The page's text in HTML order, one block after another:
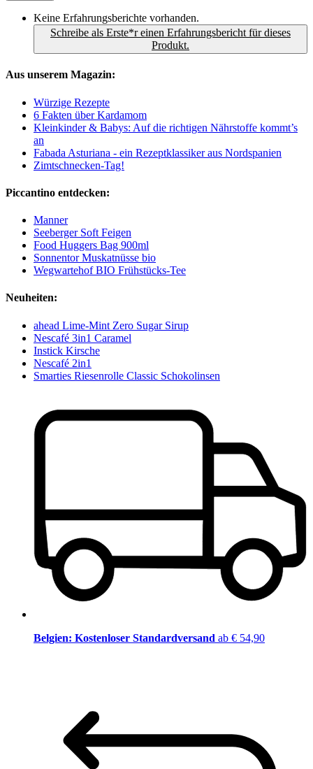
Keine Erfahrungsberichte vorhanden.
Schreibe als Erste*r einen Erfahrungsbericht für dieses
Produkt.
Aus unserem Magazin:
Würzige Rezepte
6 Fakten über Kardamom
Kleinkinder & Babys: Auf die richtigen Nährstoffe kommt’s
an
Fabada Asturiana - ein Rezeptklassiker aus Nordspanien
Zimtschnecken-Tag!
Piccantino entdecken:
Manner
Seeberger Soft Feigen
Food Huggers Bag 900ml
Sonnentor Muskatnüsse bio
Wegwartehof BIO Frühstücks-Tee
Neuheiten:
ahead Lime-Mint Zero Sugar Sirup
Nescafé 3in1 Caramel
Instick Kirsche
Nescafé 2in1
Smarties Riesenrolle Classic Schokolinsen
Belgien: Kostenloser Standardversand ab € 54,90